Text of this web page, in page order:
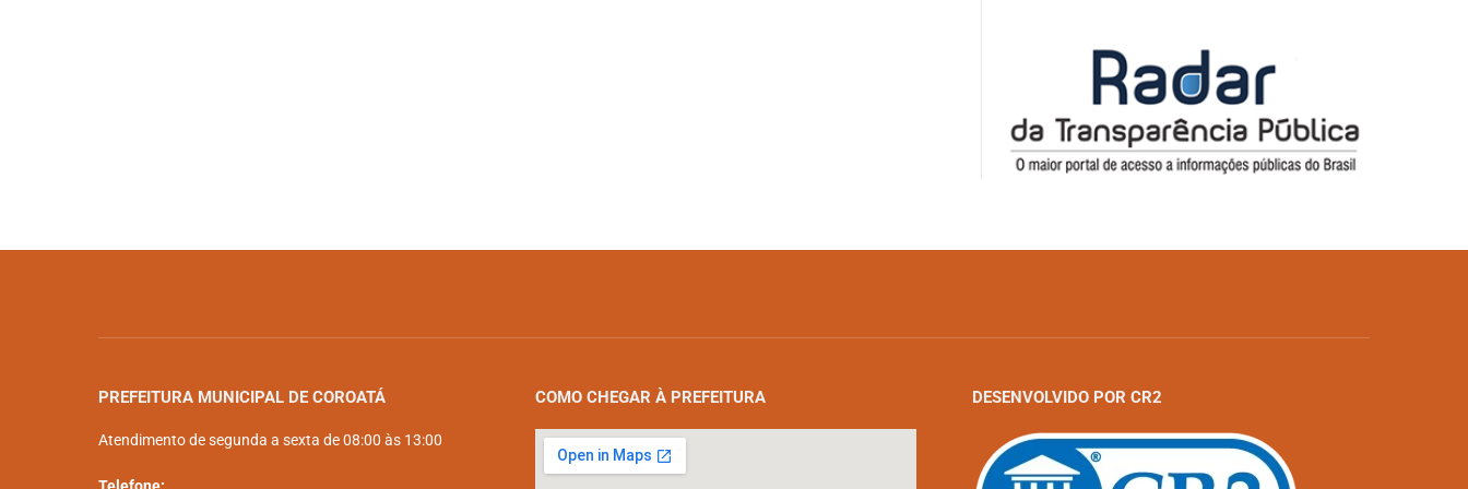
PREFEITURA MUNICIPAL DE COROATÁ
Atendimento de segunda a sexta de 08:00 às 13:00
COMO CHEGAR À PREFEITURA DESENVOLVIDO POR CR2